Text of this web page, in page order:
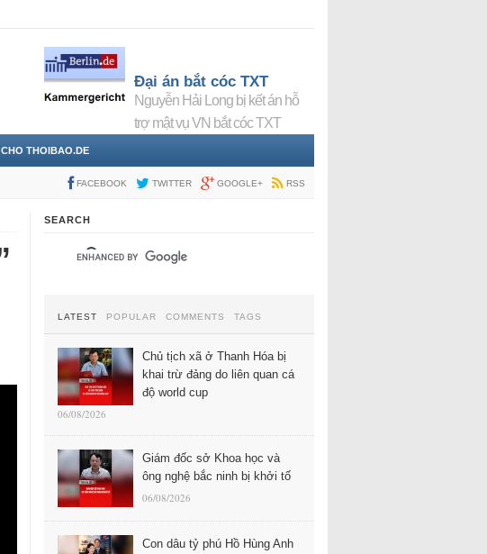
Đại án bắt cóc TXT
Nguyễn Hải Long bị kết án hỗ
trợ mật vụ VN bắt cóc TXT
THOIBAO.DE
FACEBOOK TWITTER GOOGLE+ RSS
SEARCH
LATEST POPULAR COMMENTS TAGS
Chủ tịch xã ở Thanh Hóa bị
khai trừ đảng do liên quan cá
độ world cup
06/08/2026
Giám đốc sở Khoa học và
ông nghệ bắc ninh bị khởi tố
06/08/2026
Con dâu tỷ phú Hồ Hùng Anh